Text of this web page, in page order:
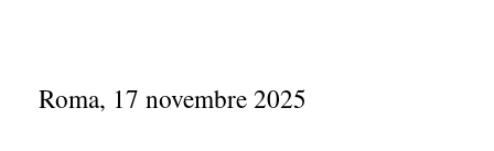
Roma, 17 novembre 2025